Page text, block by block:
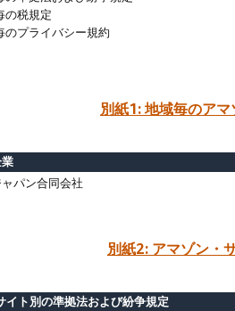
の税規定
のプライバシー規約
別紙1: 地域毎のア
パン合同会社
別紙2: アマゾン・
イト別の準拠法および紛争規定